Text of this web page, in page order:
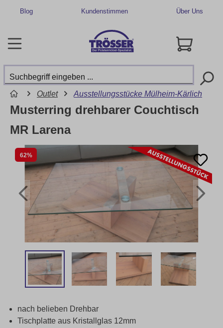
Blog Kundenstimmen Über Uns
Outlet Ausstellungsstücke Mülheim-Kärlich
62%
Musterring drehbarer Couchtisch
MR Larena
nach belieben Drehbar
Tischplatte aus Kristallglas 12mm